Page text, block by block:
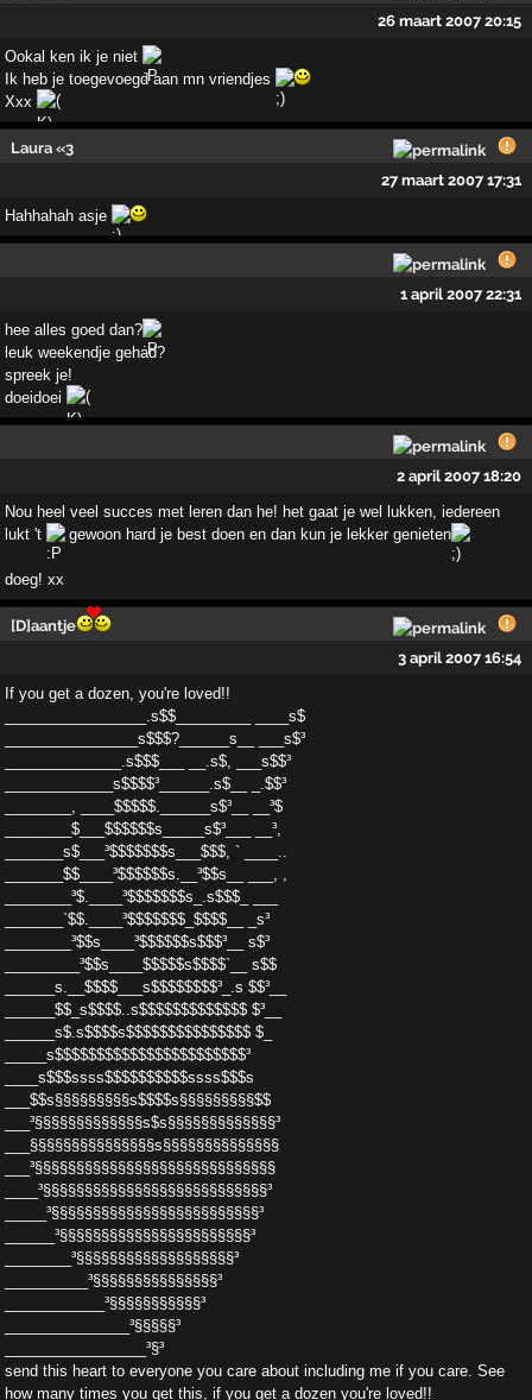
26 maart 2007 20:15
Ookal ken ik je niet
Ik heb je toegevoegd aan mn vriendjes
Xxx
Laura «3
27 maart 2007 17:31
Hahhahah asje
1 april 2007 22:31
hee alles goed dan?
leuk weekendje gehad?
spreek je!
doeidoei
2 april 2007 18:20
Nou heel veel succes met leren dan he! het gaat je wel lukken, iedereen
lukt 't
gewoon hard je best doen en dan kun je lekker genieten
doeg! xx
[D]aantje
3 april 2007 16:54
If you get a dozen, you're loved!!
_________________.s$$_________ ____s$
________________s$$$?______s__ ___s$³
______________.s$$$___ __.s$, ___s$$³
_____________s$$$$³______.s$__ _.$$³
________, ____$$$$$.______s$³__ __³$
________$___$$$$$$s_____s$³___ __³,
_______s$___³$$$$$$$s___$$$, ` ____..
_______$$____³$$$$$$s.__³$$s__ ___, ,
________³$.____³$$$$$$$s_.s$$$_ ___
_______`$$.____³$$$$$$$_$$$$__ _s³
________³$$s____³$$$$$$s$$$³__ s$³
_________³$$s____$$$$$s$$$$`__ s$$
______s.__$$$$___s$$$$$$$$³_.s $$³__
______$$_s$$$$..s$$$$$$$$$$$$$ $³__
______s$.s$$$$s$$$$$$$$$$$$$$$ $_
_____s$$$$$$$$$$$$$$$$$$$$$$$³
____s$$$ssss$$$$$$$$$$ssss$$$s
___$$s§§§§§§§§§s$$$$s§§§§§§§§§$$
___³§§§§§§§§§§§§§s$s§§§§§§§§§§§§§³
___§§§§§§§§§§§§§§§s§§§§§§§§§§§§§§
___³§§§§§§§§§§§§§§§§§§§§§§§§§§§§§
____³§§§§§§§§§§§§§§§§§§§§§§§§§§§³
_____³§§§§§§§§§§§§§§§§§§§§§§§§§³
______³§§§§§§§§§§§§§§§§§§§§§§§³
________³§§§§§§§§§§§§§§§§§§§³
__________³§§§§§§§§§§§§§§§³
____________³§§§§§§§§§§§³
_______________³§§§§§³
_________________³§³
send this heart to everyone you care about including me if you care. See
how many times you get this, if you get a dozen you're loved!!